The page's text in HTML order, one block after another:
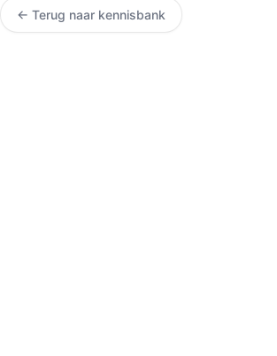
← Terug naar kennisbank